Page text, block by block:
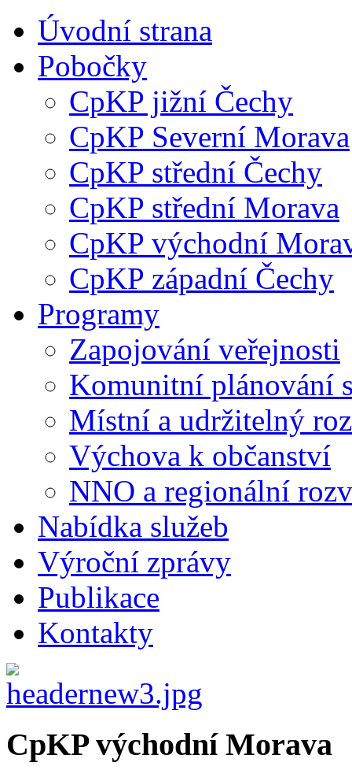
Úvodní strana
Pobočky
CpKP jižní Čechy
CpKP Severní Morava
CpKP střední Čechy
CpKP střední Morava
CpKP východní
CpKP západní Čechy
Programy
Zapojování veřejnosti
Komunitní plánování
Místní a udržitelný
Výchova k občanství
NNO a regionální
Nabídka služeb
Výroční zprávy
Publikace
Kontakty
CpKP východní Morava